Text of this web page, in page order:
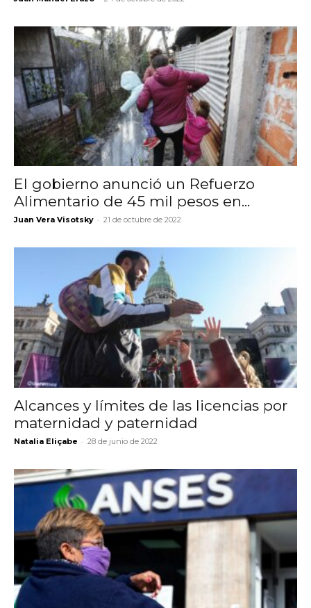
El gobierno anunció un Refuerzo
Alimentario de 45 mil pesos en...
Juan Vera Visotsky - 21 de octubre de 2022
Alcances y límites de las licencias por
maternidad y paternidad
Natalia Eliçabe - 28 de junio de 2022